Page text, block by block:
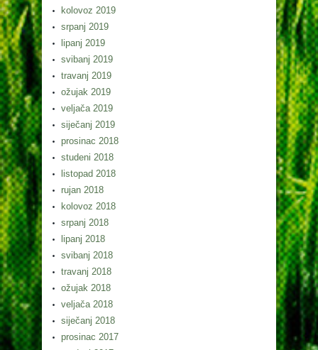
kolovoz 2019
srpanj 2019
lipanj 2019
svibanj 2019
travanj 2019
ožujak 2019
veljača 2019
siječanj 2019
prosinac 2018
studeni 2018
listopad 2018
rujan 2018
kolovoz 2018
srpanj 2018
lipanj 2018
svibanj 2018
travanj 2018
ožujak 2018
veljača 2018
siječanj 2018
prosinac 2017